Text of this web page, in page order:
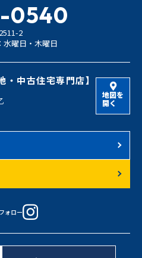
0540
2
水曜日・木曜日
・中古住宅専門店】
地図を
開く
ォロー